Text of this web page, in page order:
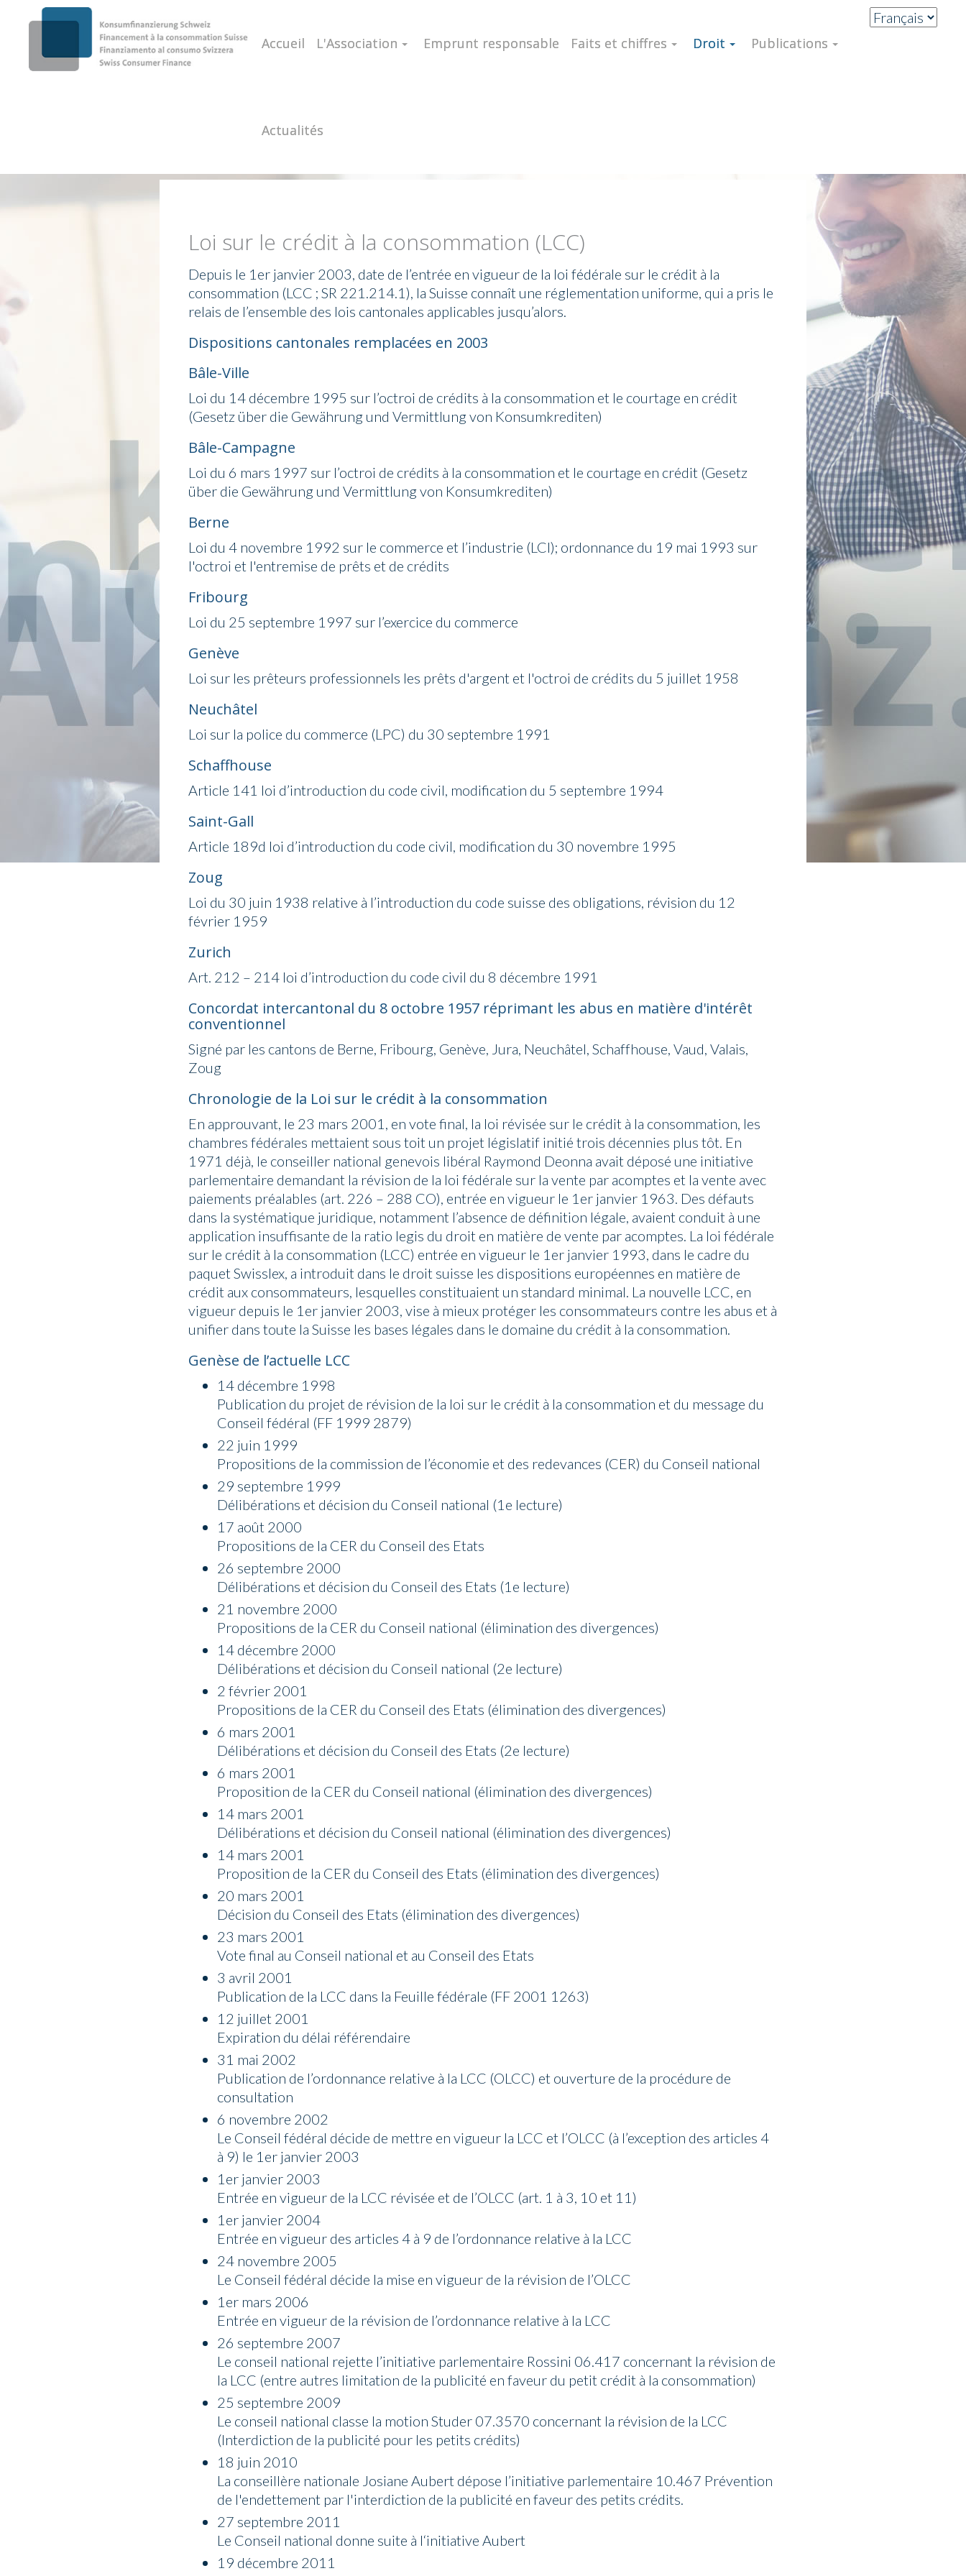
Accueil L'Association Emprunt responsable Faits et chiffres Droit Publications
Actualités
Loi sur le crédit à la consommation (LCC)
Depuis le 1er janvier 2003, date de l’entrée en vigueur de la loi fédérale sur le crédit à la
consommation (LCC ; SR 221.214.1), la Suisse connaît une réglementation uniforme, qui a pris le
relais de l’ensemble des lois cantonales applicables jusqu’alors.
Dispositions cantonales remplacées en 2003
Bâle-Ville
Loi du 14 décembre 1995 sur l’octroi de crédits à la consommation et le courtage en crédit
(Gesetz über die Gewährung und Vermittlung von Konsumkrediten)
Bâle-Campagne
Loi du 6 mars 1997 sur l’octroi de crédits à la consommation et le courtage en crédit (Gesetz
über die Gewährung und Vermittlung von Konsumkrediten)
Berne
Loi du 4 novembre 1992 sur le commerce et l’industrie (LCI); ordonnance du 19 mai 1993 sur
l'octroi et l'entremise de prêts et de crédits
Fribourg
Loi du 25 septembre 1997 sur l’exercice du commerce
Genève
Loi sur les prêteurs professionnels les prêts d'argent et l'octroi de crédits du 5 juillet 1958
Neuchâtel
Loi sur la police du commerce (LPC) du 30 septembre 1991
Schaffhouse
Article 141 loi d’introduction du code civil, modification du 5 septembre 1994
Saint-Gall
Article 189d loi d’introduction du code civil, modification du 30 novembre 1995
Zoug
Loi du 30 juin 1938 relative à l’introduction du code suisse des obligations, révision du 12
février 1959
Zurich
Art. 212 – 214 loi d’introduction du code civil du 8 décembre 1991
Concordat intercantonal du 8 octobre 1957 réprimant les abus en matière d'intérêt
conventionnel
Signé par les cantons de Berne, Fribourg, Genève, Jura, Neuchâtel, Schaffhouse, Vaud, Valais,
Zoug
Chronologie de la Loi sur le crédit à la consommation
En approuvant, le 23 mars 2001, en vote final, la loi révisée sur le crédit à la consommation, les
chambres fédérales mettaient sous toit un projet législatif initié trois décennies plus tôt. En
1971 déjà, le conseiller national genevois libéral Raymond Deonna avait déposé une initiative
parlementaire demandant la révision de la loi fédérale sur la vente par acomptes et la vente avec
paiements préalables (art. 226 – 288 CO), entrée en vigueur le 1er janvier 1963. Des défauts
dans la systématique juridique, notamment l’absence de définition légale, avaient conduit à une
application insuffisante de la ratio legis du droit en matière de vente par acomptes. La loi fédérale
sur le crédit à la consommation (LCC) entrée en vigueur le 1er janvier 1993, dans le cadre du
paquet Swisslex, a introduit dans le droit suisse les dispositions européennes en matière de
crédit aux consommateurs, lesquelles constituaient un standard minimal. La nouvelle LCC, en
vigueur depuis le 1er janvier 2003, vise à mieux protéger les consommateurs contre les abus et à
unifier dans toute la Suisse les bases légales dans le domaine du crédit à la consommation.
Genèse de l’actuelle LCC
14 décembre 1998
Publication du projet de révision de la loi sur le crédit à la consommation et du message du
Conseil fédéral (FF 1999 2879)
22 juin 1999
Propositions de la commission de l’économie et des redevances (CER) du Conseil national
29 septembre 1999
Délibérations et décision du Conseil national (1e lecture)
17 août 2000
Propositions de la CER du Conseil des Etats
26 septembre 2000
Délibérations et décision du Conseil des Etats (1e lecture)
21 novembre 2000
Propositions de la CER du Conseil national (élimination des divergences)
14 décembre 2000
Délibérations et décision du Conseil national (2e lecture)
2 février 2001
Propositions de la CER du Conseil des Etats (élimination des divergences)
6 mars 2001
Délibérations et décision du Conseil des Etats (2e lecture)
6 mars 2001
Proposition de la CER du Conseil national (élimination des divergences)
14 mars 2001
Délibérations et décision du Conseil national (élimination des divergences)
14 mars 2001
Proposition de la CER du Conseil des Etats (élimination des divergences)
20 mars 2001
Décision du Conseil des Etats (élimination des divergences)
23 mars 2001
Vote final au Conseil national et au Conseil des Etats
3 avril 2001
Publication de la LCC dans la Feuille fédérale (FF 2001 1263)
12 juillet 2001
Expiration du délai référendaire
31 mai 2002
Publication de l’ordonnance relative à la LCC (OLCC) et ouverture de la procédure de
consultation
6 novembre 2002
Le Conseil fédéral décide de mettre en vigueur la LCC et l’OLCC (à l’exception des articles 4
à 9) le 1er janvier 2003
1er janvier 2003
Entrée en vigueur de la LCC révisée et de l’OLCC (art. 1 à 3, 10 et 11)
1er janvier 2004
Entrée en vigueur des articles 4 à 9 de l’ordonnance relative à la LCC
24 novembre 2005
Le Conseil fédéral décide la mise en vigueur de la révision de l’OLCC
1er mars 2006
Entrée en vigueur de la révision de l’ordonnance relative à la LCC
26 septembre 2007
Le conseil national rejette l’initiative parlementaire Rossini 06.417 concernant la révision de
la LCC (entre autres limitation de la publicité en faveur du petit crédit à la consommation)
25 septembre 2009
Le conseil national classe la motion Studer 07.3570 concernant la révision de la LCC
(Interdiction de la publicité pour les petits crédits)
18 juin 2010
La conseillère nationale Josiane Aubert dépose l’initiative parlementaire 10.467 Prévention
de l'endettement par l'interdiction de la publicité en faveur des petits crédits.
27 septembre 2011
Le Conseil national donne suite à l‘initiative Aubert
19 décembre 2011